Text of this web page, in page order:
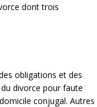
dont trois
obligations et des
divorce pour faute
conjugal. Autres